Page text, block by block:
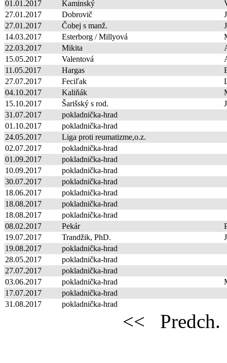
01.01.2017
Kaminský
27.01.2017
Dobrovič
27.01.2017
Čobej s manž.
14.03.2017
Esterborg / Millyová
22.03.2017
Mikita
15.05.2017
Valentová
11.05.2017
Hargas
27.07.2017
Feciľak
04.10.2017
Kaliňák
15.10.2017
Šarišský s rod.
31.07.2017
pokladnička-hrad
01.10.2017
pokladnička-hrad
24.05.2017
Liga proti reumatizme,o.z.
02.07.2017
pokladnička-hrad
01.09.2017
pokladnička-hrad
10.09.2017
pokladnička-hrad
30.07.2017
pokladnička-hrad
18.06.2017
pokladnička-hrad
18.08.2017
pokladnička-hrad
18.08.2017
pokladnička-hrad
08.02.2017
Pekár
19.07.2017
Trandžik, PhD.
19.08.2017
pokladnička-hrad
28.05.2017
pokladnička-hrad
27.07.2017
pokladnička-hrad
03.06.2017
pokladnička-hrad
17.07.2017
pokladnička-hrad
31.08.2017
pokladnička-hrad
<< Predch.